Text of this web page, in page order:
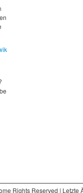
Rights Reserved |